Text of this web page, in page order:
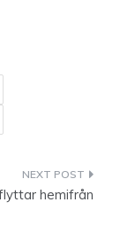
hemifrån